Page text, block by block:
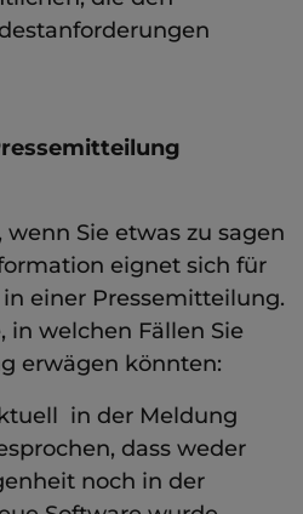
wenn Sie etwas zu sagen
eignet sich für
einer Pressemitteilung.
in welchen Fällen Sie
erwägen könnten:
 in der Meldung
dass weder
noch in der